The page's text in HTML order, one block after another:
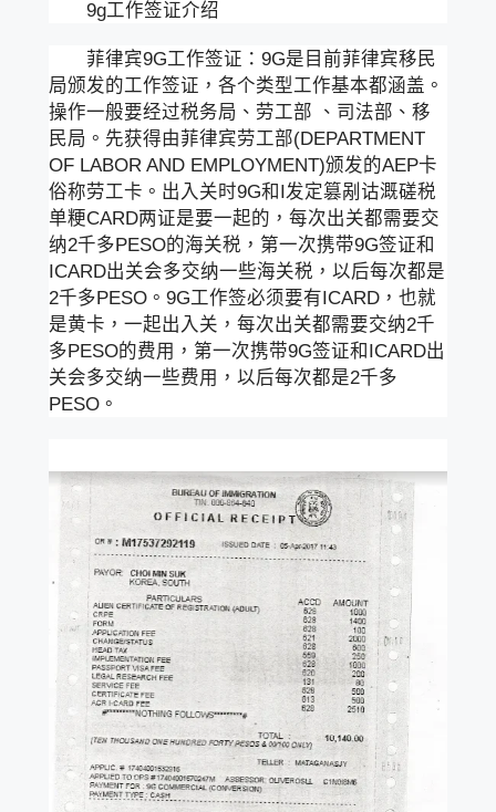
9g工作签证介绍
菲律宾9G工作签证：9G是目前菲律宾移民
局颁发的工作签证，各个类型工作基本都涵盖。
操作一般要经过税务局、劳工部 、司法部、移
民局。先获得由菲律宾劳工部(DEPARTMENT
OF LABOR AND EMPLOYMENT)颁发的AEP卡
俗称劳工卡。出入关时9G和I发定篡剐诂溉磋税
单粳CARD两证是要一起的，每次出关都需要交
纳2千多PESO的海关税，第一次携带9G签证和
ICARD出关会多交纳一些海关税，以后每次都是
2千多PESO。9G工作签必须要有ICARD，也就
是黄卡，一起出入关，每次出关都需要交纳2千
多PESO的费用，第一次携带9G签证和ICARD出
关会多交纳一些费用，以后每次都是2千多
PESO。